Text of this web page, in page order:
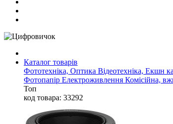
Каталог товарів
Фототехніка, Оптика Відеотехніка, Екшн
Фотопапір Електроживлення Комісійна,
Топ
код товара: 33292